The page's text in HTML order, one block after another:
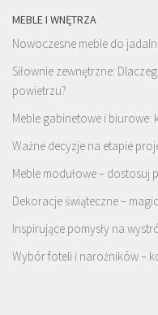
MEBLE I WNĘTRZA
Nowoczesne meble do
Siłownie zewnętrzne:
powietrzu?
Meble gabinetowe i biurowe:
Ważne decyzje na etapie
Meble modułowe –
Dekoracje świąteczne –
Inspirujące pomysły na
Wybór foteli i narożników –